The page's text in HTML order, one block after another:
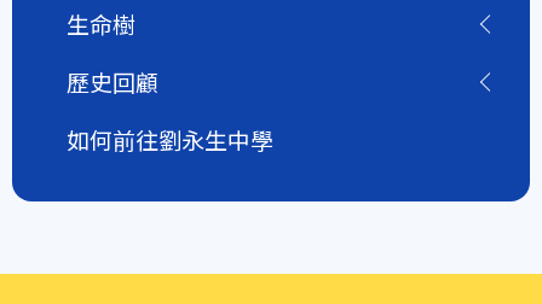
生命樹
歷史回顧
如何前往劉永生中學